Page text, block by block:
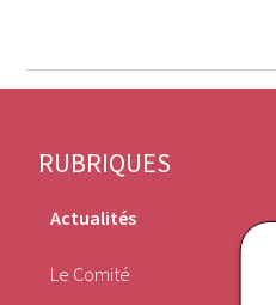
Pied
de
RUBRIQUES
Actualités
Le Comité